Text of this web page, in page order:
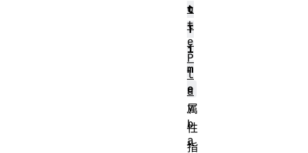
t
T
i
m
e
属
性
指
o
t
e
P
l
a
y
b
a